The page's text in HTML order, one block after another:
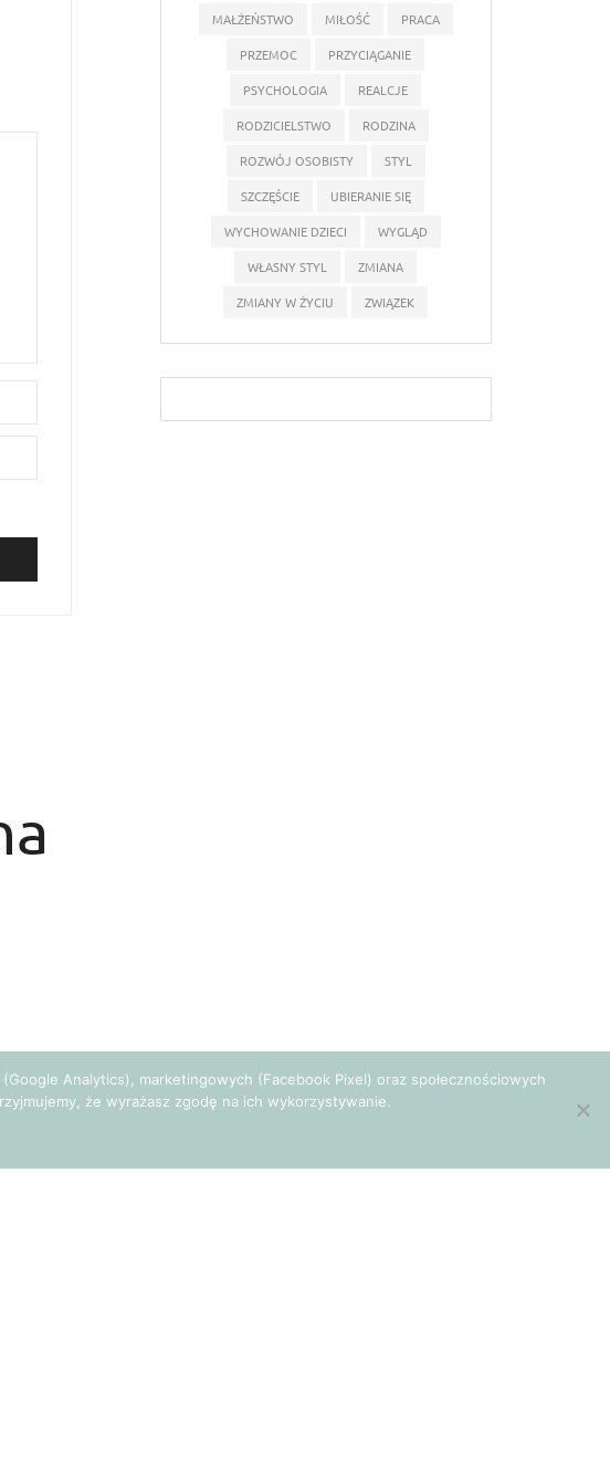
MAŁŻEŃSTWO
MIŁOŚĆ
PRACA
PRZEMOC
PRZYCIĄGANIE
PSYCHOLOGIA
REALCJE
RODZICIELSTWO
RODZINA
ROZWÓJ OSOBISTY
STYL
SZCZĘŚCIE
UBIERANIE SIĘ
WYCHOWANIE DZIECI
WYGLĄD
WŁASNY STYL
ZMIANA
ZMIANY W ŻYCIU
ZWIĄZEK
Analytics), marketingowych (Facebook Pixel) oraz społecznościowych
że wyrażasz zgodę na ich wykorzystywanie.